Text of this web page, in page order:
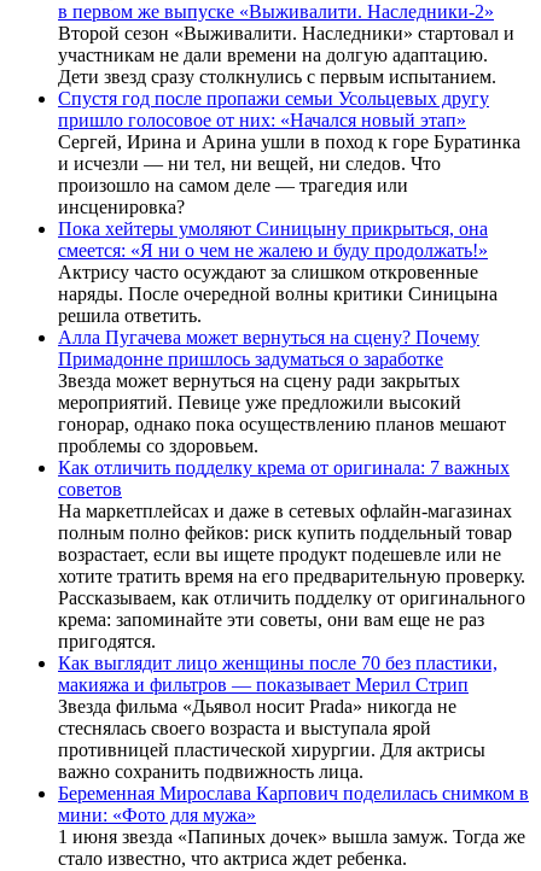
в первом же выпуске «Выживалити. Наследники-2»
Второй сезон «Выживалити. Наследники» стартовал и
участникам не дали времени на долгую адаптацию.
Дети звезд сразу столкнулись с первым испытанием.
Спустя год после пропажи семьи Усольцевых другу
пришло голосовое от них: «Начался новый этап»
Сергей, Ирина и Арина ушли в поход к горе Буратинка
и исчезли — ни тел, ни вещей, ни следов. Что
произошло на самом деле — трагедия или
инсценировка?
Пока хейтеры умоляют Синицыну прикрыться, она
смеется: «Я ни о чем не жалею и буду продолжать!»
Актрису часто осуждают за слишком откровенные
наряды. После очередной волны критики Синицына
решила ответить.
Алла Пугачева может вернуться на сцену? Почему
Примадонне пришлось задуматься о заработке
Звезда может вернуться на сцену ради закрытых
мероприятий. Певице уже предложили высокий
гонорар, однако пока осуществлению планов мешают
проблемы со здоровьем.
Как отличить подделку крема от оригинала: 7 важных
советов
На маркетплейсах и даже в сетевых офлайн-магазинах
полным полно фейков: риск купить поддельный товар
возрастает, если вы ищете продукт подешевле или не
хотите тратить время на его предварительную проверку.
Рассказываем, как отличить подделку от оригинального
крема: запоминайте эти советы, они вам еще не раз
пригодятся.
Как выглядит лицо женщины после 70 без пластики,
макияжа и фильтров — показывает Мерил Стрип
Звезда фильма «Дьявол носит Prada» никогда не
стеснялась своего возраста и выступала ярой
противницей пластической хирургии. Для актрисы
важно сохранить подвижность лица.
Беременная Мирослава Карпович поделилась снимком в
мини: «Фото для мужа»
1 июня звезда «Папиных дочек» вышла замуж. Тогда же
стало известно, что актриса ждет ребенка.